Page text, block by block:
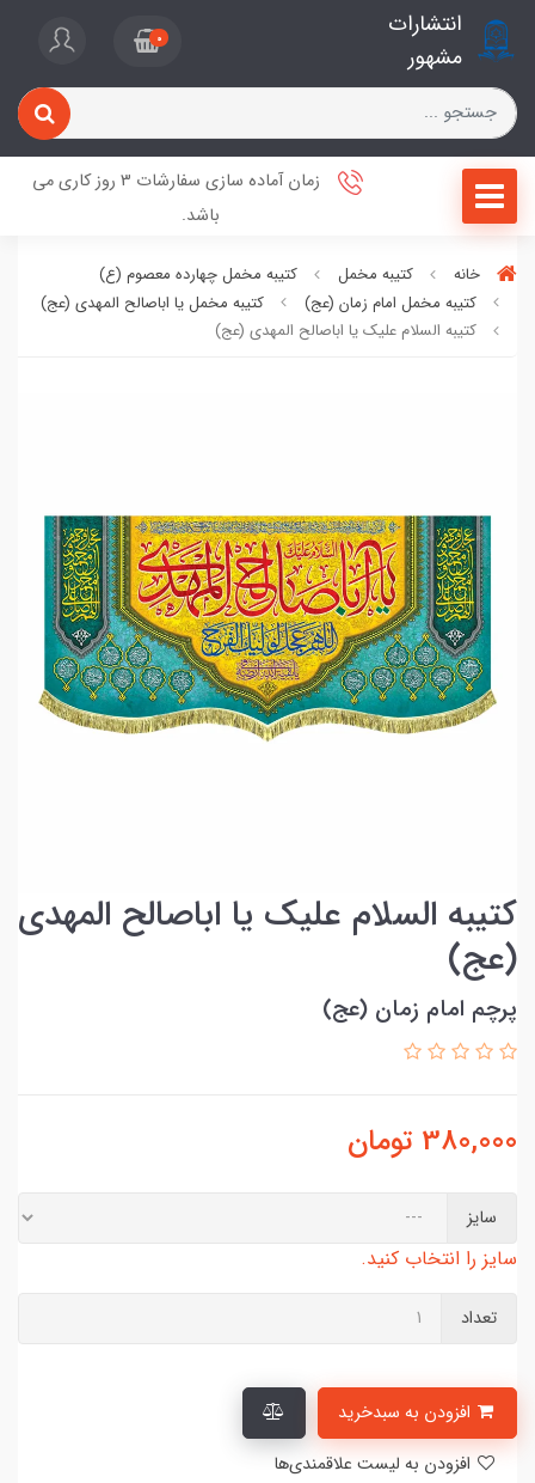
انتشارات
مشهور
0
زمان آماده سازی سفارشات 3 روز کاری می
باشد.
خانه کتیبه مخمل
کتیبه مخمل چهارده معصوم (ع)
کتیبه مخمل امام زمان (عج)
کتیبه مخمل یا اباصالح المهدی (عج)
کتیبه السلام علیک یا اباصالح المهدی (عج)
کتیبه السلام علیک یا اباصالح المهدی
(عج)
پرچم امام زمان (عج)
380,000 تومان
سایز
سایز را انتخاب کنید.
تعداد